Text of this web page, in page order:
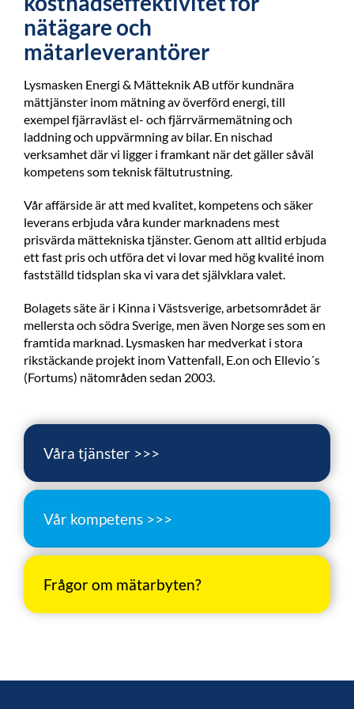
nätägare och
mätarleverantörer
Lysmasken Energi & Mätteknik AB utför kundnära
mättjänster inom mätning av överförd energi, till
exempel fjärravläst el- och fjärrvärmemätning och
laddning och uppvärmning av bilar. En nischad
verksamhet där vi ligger i framkant när det gäller såväl
kompetens som teknisk fältutrustning.
Vår affärside är att med kvalitet, kompetens och säker
leverans erbjuda våra kunder marknadens mest
prisvärda mättekniska tjänster. Genom att alltid erbjuda
ett fast pris och utföra det vi lovar med hög kvalité inom
fastställd tidsplan ska vi vara det självklara valet.
Bolagets säte är i Kinna i Västsverige, arbetsområdet är
mellersta och södra Sverige, men även Norge ses som en
framtida marknad. Lysmasken har medverkat i stora
rikstäckande projekt inom Vattenfall, E.on och Ellevio´s
(Fortums) nätområden sedan 2003.
Våra tjänster >>>
Vår kompetens >>>
Frågor om mätarbyten?